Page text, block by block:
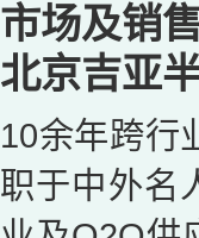
市场及销
北京吉亚
10余年跨行
职于中外名